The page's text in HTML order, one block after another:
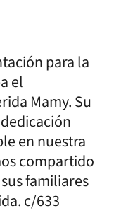
para la
el
Mamy. Su
en nuestra
compartido
familiares
c/633